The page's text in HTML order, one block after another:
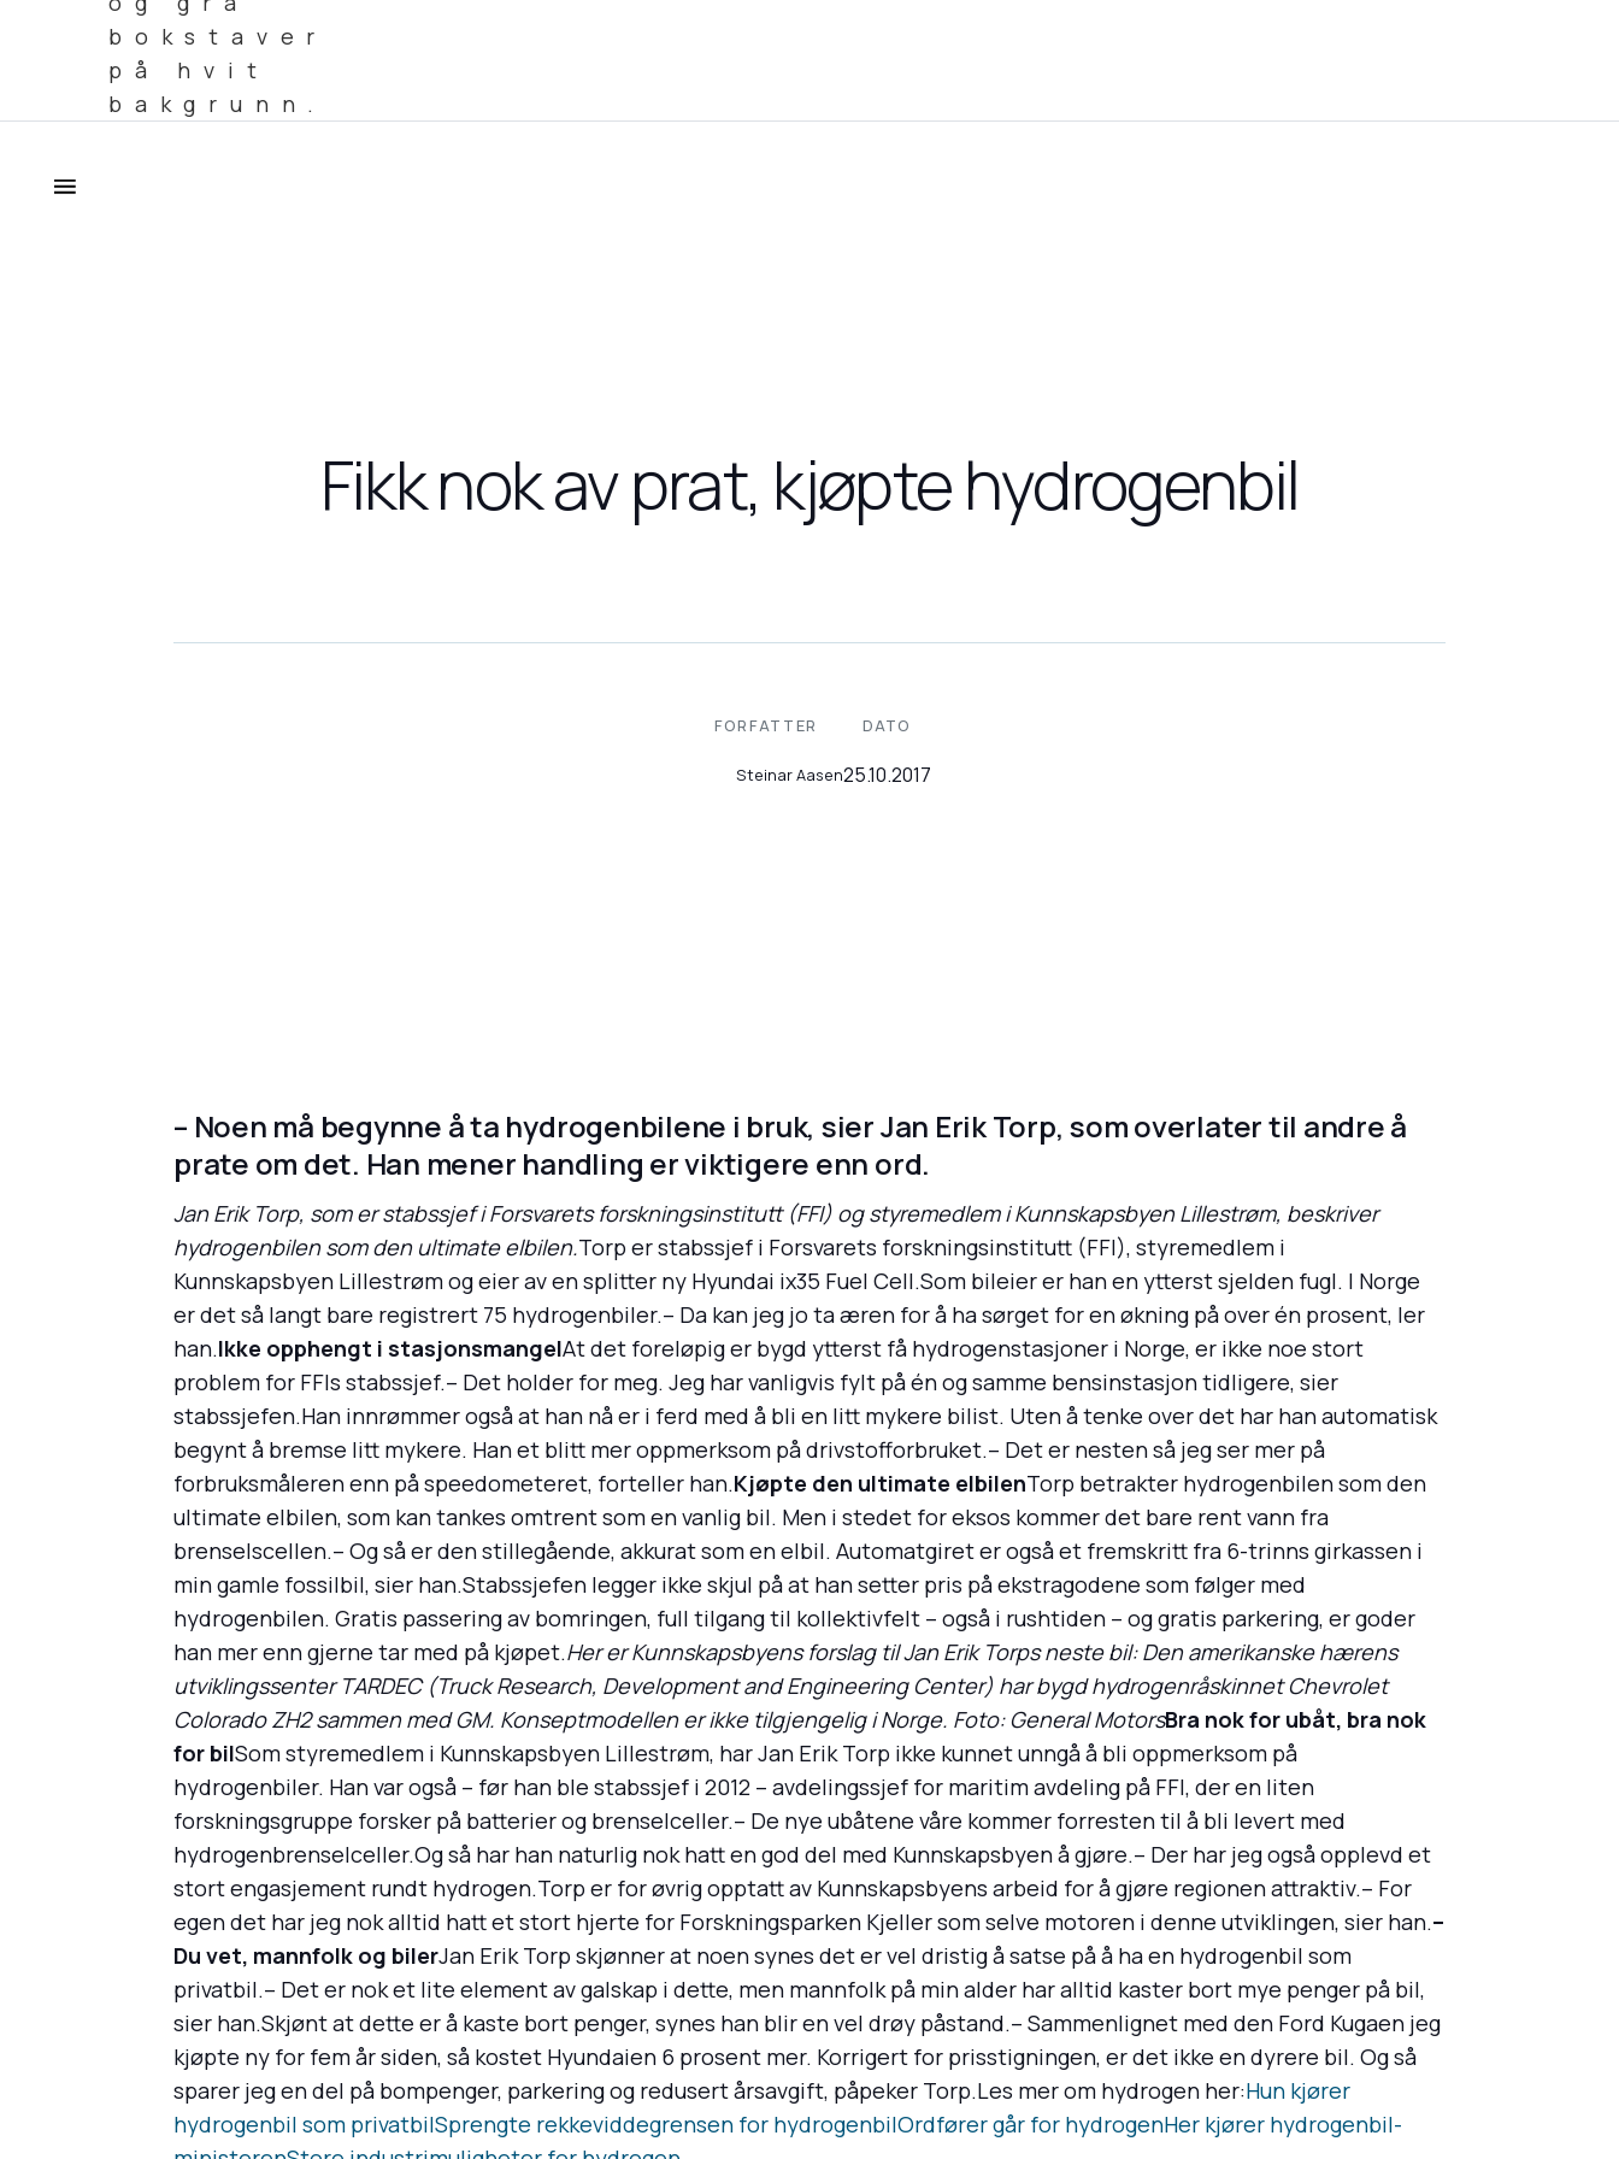
Fikk nok av prat, kjøpte hydrogenbil
FORFATTER
Steinar Aasen
DATO
25.10.2017
– Noen må begynne å ta hydrogenbilene i bruk, sier Jan Erik Torp, som overlater til andre å
prate om det. Han mener handling er viktigere enn ord.
Jan Erik Torp, som er stabssjef i Forsvarets forskningsinstitutt (FFI) og styremedlem i Kunnskapsbyen Lillestrøm, beskriver
hydrogenbilen som den ultimate elbilen.Torp er stabssjef i Forsvarets forskningsinstitutt (FFI), styremedlem i
Kunnskapsbyen Lillestrøm og eier av en splitter ny Hyundai ix35 Fuel Cell.Som bileier er han en ytterst sjelden fugl. I Norge
er det så langt bare registrert 75 hydrogenbiler.– Da kan jeg jo ta æren for å ha sørget for en økning på over én prosent, ler
han.Ikke opphengt i stasjonsmangelAt det foreløpig er bygd ytterst få hydrogenstasjoner i Norge, er ikke noe stort
problem for FFIs stabssjef.– Det holder for meg. Jeg har vanligvis fylt på én og samme bensinstasjon tidligere, sier
stabssjefen.Han innrømmer også at han nå er i ferd med å bli en litt mykere bilist. Uten å tenke over det har han automatisk
begynt å bremse litt mykere. Han et blitt mer oppmerksom på drivstofforbruket.– Det er nesten så jeg ser mer på
forbruksmåleren enn på speedometeret, forteller han.Kjøpte den ultimate elbilenTorp betrakter hydrogenbilen som den
ultimate elbilen, som kan tankes omtrent som en vanlig bil. Men i stedet for eksos kommer det bare rent vann fra
brenselscellen.– Og så er den stillegående, akkurat som en elbil. Automatgiret er også et fremskritt fra 6-trinns girkassen i
min gamle fossilbil, sier han.Stabssjefen legger ikke skjul på at han setter pris på ekstragodene som følger med
hydrogenbilen. Gratis passering av bomringen, full tilgang til kollektivfelt – også i rushtiden – og gratis parkering, er goder
han mer enn gjerne tar med på kjøpet.Her er Kunnskapsbyens forslag til Jan Erik Torps neste bil: Den amerikanske hærens
utviklingssenter TARDEC (Truck Research, Development and Engineering Center) har bygd hydrogenråskinnet Chevrolet
Colorado ZH2 sammen med GM. Konseptmodellen er ikke tilgjengelig i Norge. Foto: General MotorsBra nok for ubåt, bra nok
for bilSom styremedlem i Kunnskapsbyen Lillestrøm, har Jan Erik Torp ikke kunnet unngå å bli oppmerksom på
hydrogenbiler. Han var også – før han ble stabssjef i 2012 – avdelingssjef for maritim avdeling på FFI, der en liten
forskningsgruppe forsker på batterier og brenselceller.– De nye ubåtene våre kommer forresten til å bli levert med
hydrogenbrenselceller.Og så har han naturlig nok hatt en god del med Kunnskapsbyen å gjøre.– Der har jeg også opplevd et
stort engasjement rundt hydrogen.Torp er for øvrig opptatt av Kunnskapsbyens arbeid for å gjøre regionen attraktiv.– For
egen det har jeg nok alltid hatt et stort hjerte for Forskningsparken Kjeller som selve motoren i denne utviklingen, sier han.–
Du vet, mannfolk og bilerJan Erik Torp skjønner at noen synes det er vel dristig å satse på å ha en hydrogenbil som
privatbil.– Det er nok et lite element av galskap i dette, men mannfolk på min alder har alltid kaster bort mye penger på bil,
sier han.Skjønt at dette er å kaste bort penger, synes han blir en vel drøy påstand.– Sammenlignet med den Ford Kugaen jeg
kjøpte ny for fem år siden, så kostet Hyundaien 6 prosent mer. Korrigert for prisstigningen, er det ikke en dyrere bil. Og så
sparer jeg en del på bompenger, parkering og redusert årsavgift, påpeker Torp.Les mer om hydrogen her:Hun kjører
hydrogenbil som privatbilSprengte rekkeviddegrensen for hydrogenbilOrdfører går for hydrogenHer kjører hydrogenbil-